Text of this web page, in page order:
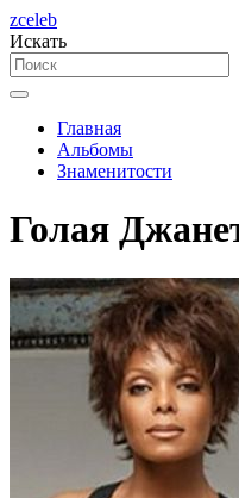
zceleb
Искать
Главная
Альбомы
Знаменитости
Голая